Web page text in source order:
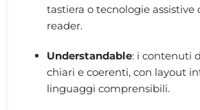
tastiera o tecnologie assistive
reader.
Understandable: i contenuti
chiari e coerenti, con layout
linguaggi comprensibili.